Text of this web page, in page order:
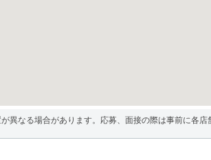
異なる場合があります。応募、面接の際は事前に各店